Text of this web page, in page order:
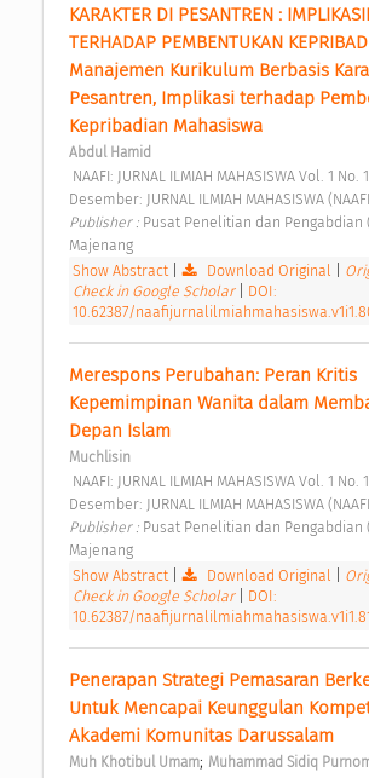
KARAKTER DI PESANTREN :
TERHADAP PEMBENTUKAN
Manajemen Kurikulum Berbasis
Pesantren, Implikasi terhadap
Kepribadian Mahasiswa
Abdul Hamid
Desember: JURNAL ILMIAH MAHASISWA
Publisher : Pusat Penelitian dan Pengabdian
Majenang
Show Abstract| Download Original
Check in Google Scholar
DOI:
10.62387/
Merespons Perubahan: Peran Kritis
Kepemimpinan Wanita dalam
Depan Islam
Muchlisin
Desember: JURNAL ILMIAH MAHASISWA
Publisher : Pusat Penelitian dan Pengabdian
Majenang
Show Abstract| Download Original
Check in Google Scholar
DOI:
10.62387/
Penerapan Strategi Pemasaran
Untuk Mencapai Keunggulan
Akademi Komunitas Darussalam
Muh Khotibul Umam; Muhammad Sidiq